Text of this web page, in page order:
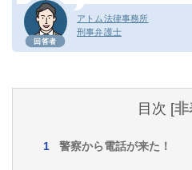
回答者
アトム法律事務所
刑事弁護士
目次 [非
警察から電話が来た！